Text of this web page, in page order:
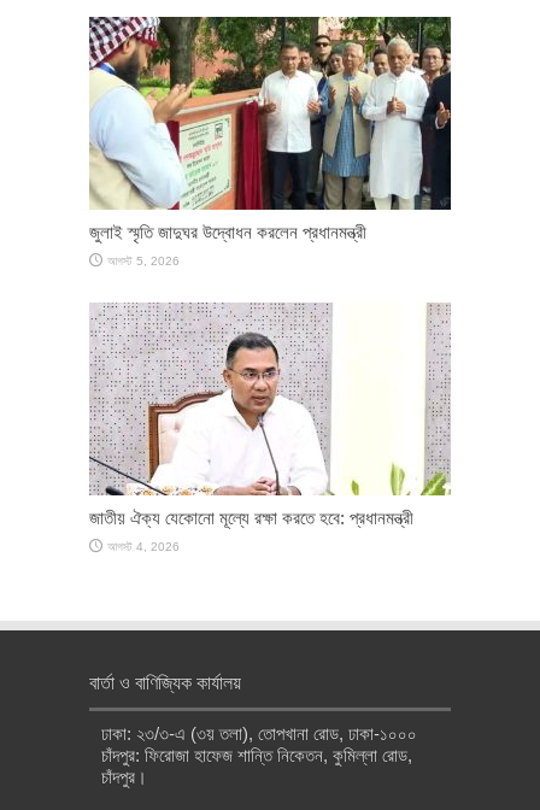
জুলাই স্মৃতি জাদুঘর উদ্বোধন করলেন প্রধানমন্ত্রী
আগস্ট 5, 2026
জাতীয় ঐক্য যেকোনো মূল্যে রক্ষা করতে হবে: প্রধানমন্ত্রী
আগস্ট 4, 2026
বার্তা ও বাণিজ্যিক কার্যালয়
ঢাকা: ২৩/৩-এ (৩য় তলা), তোপখানা রোড, ঢাকা-১০০০
চাঁদপুর: ফিরোজা হাফেজ শান্তি নিকেতন, কুমিল্লা রোড,
চাঁদপুর।